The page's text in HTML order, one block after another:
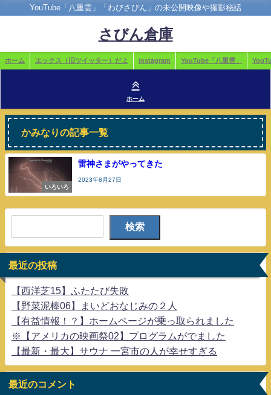
YouTube「八重雲」「わびさびん」の未公開映像や撮影秘話
さびん倉庫
ホーム エックス（旧ツイッター）だよ instagram YouTube「八重雲」
ホーム
かみなりの記事一覧
いろいろ
雷神さまがやってきた
2023年8月27日
検索
最近の投稿
【西洋芝15】ふたたび失敗
【野菜泥棒06】まいどおなじみの２人
【有益情報！？】ホームページが乗っ取られました
※【アメリカの映画祭02】プログラムがでました
【最新・最大】サウナ 一宮市の人が幸せすぎる
最近のコメント